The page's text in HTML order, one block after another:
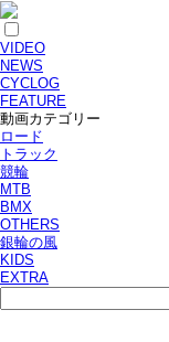
VIDEO
NEWS
CYCLOG
FEATURE
動画カテゴリー
ロード
トラック
競輪
MTB
BMX
OTHERS
銀輪の風
KIDS
EXTRA